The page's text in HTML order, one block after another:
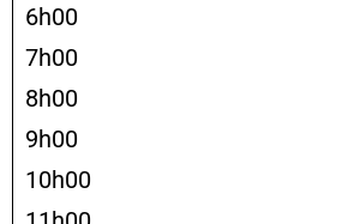
6h00
7h00
8h00
9h00
10h00